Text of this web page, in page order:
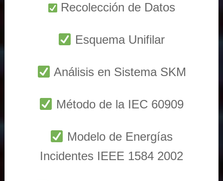
Recolección de Datos
Esquema Unifilar
Análisis en Sistema SKM
Método de la IEC 60909
Modelo de Energías
Incidentes IEEE 1584 2002